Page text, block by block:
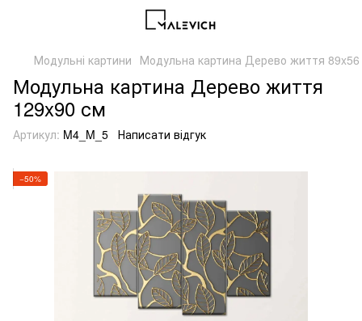
Модульні картини Модульна картина Дерево життя
Модульна картина Дерево життя
129x90 см
Артикул: M4_M_5 Написати відгук
−50%